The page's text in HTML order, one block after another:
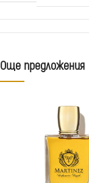
Още предложения